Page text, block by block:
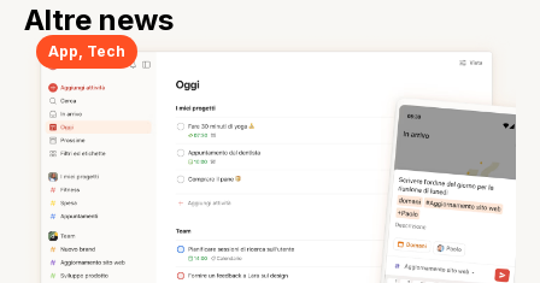
Altre news
App, Tech